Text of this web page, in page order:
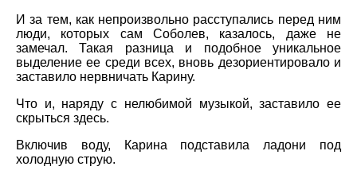
И за тем, как непроизвольно расступались перед ним
люди, которых сам Соболев, казалось, даже не
замечал. Такая разница и подобное уникальное
выделение ее среди всех, вновь дезориентировало и
заставило нервничать Карину.
Что и, наряду с нелюбимой музыкой, заставило ее
скрыться здесь.
Включив воду, Карина подставила ладони под
холодную струю.